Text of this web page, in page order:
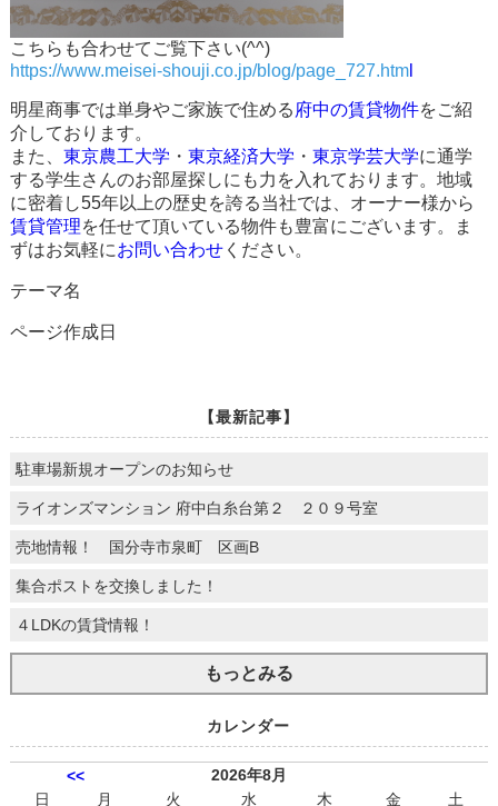
こちらも合わせてご覧下さい(^^)
https://www.meisei-shouji.co.jp/blog/page_727.html
明星商事では単身やご家族で住める 府中の賃貸物件をご紹
介しております。
また、 東京農工大学 ・ 東京経済大学 ・ 東京学芸大学に通学
する学生さんのお部屋探しにも力を入れております。地域
に密着し55年以上の歴史を誇る当社では、オーナー様から
賃貸管理を任せて頂いている物件も豊富にございます。ま
ずはお気軽にお問い合わせください。
テーマ名
ページ作成日
【最新記事】
駐車場新規オープンのお知らせ
ライオンズマンション 府中白糸台第２ ２０９号室
売地情報！ 国分寺市泉町 区画B
集合ポストを交換しました！
４LDKの賃貸情報！
もっとみる
カレンダー
<<
2026年8月
日
月 火 水 木 金 土